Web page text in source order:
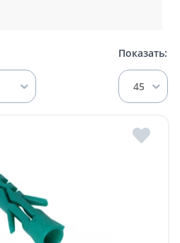
Показать:
45